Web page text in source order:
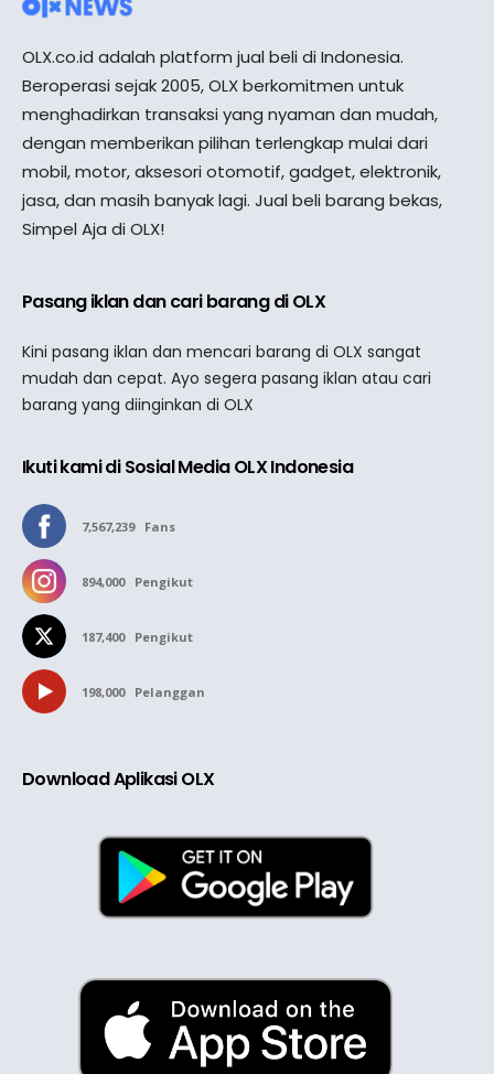
OLX.co.id adalah platform jual beli di Indonesia.
Beroperasi sejak 2005, OLX berkomitmen untuk
menghadirkan transaksi yang nyaman dan mudah,
dengan memberikan pilihan terlengkap mulai dari
mobil, motor, aksesori otomotif, gadget, elektronik,
jasa, dan masih banyak lagi. Jual beli barang bekas,
Simpel Aja di OLX!
Pasang iklan dan cari barang di OLX
Kini pasang iklan dan mencari barang di OLX sangat
mudah dan cepat. Ayo segera pasang iklan atau cari
barang yang diinginkan di OLX
Ikuti kami di Sosial Media OLX Indonesia
7,567,239 Fans
894,000 Pengikut
187,400 Pengikut
198,000 Pelanggan
Download Aplikasi OLX